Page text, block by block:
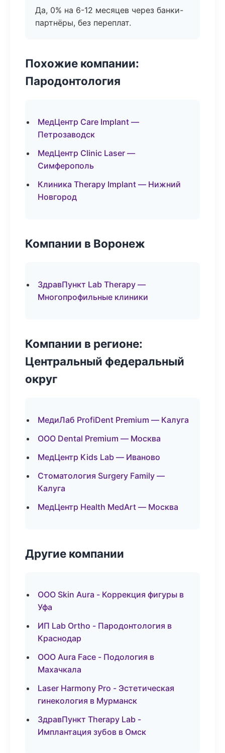
Да, 0% на 6-12 месяцев через банки-
партнёры, без переплат.
Похожие компании:
Пародонтология
МедЦентр Care Implant —
Петрозаводск
МедЦентр Clinic Laser —
Симферополь
Клиника Therapy Implant — Нижний
Новгород
Компании в Воронеж
ЗдравПункт Lab Therapy —
Многопрофильные клиники
Компании в регионе:
Центральный федеральный
округ
МедиЛаб ProfiDent Premium — Калуга
ООО Dental Premium — Москва
МедЦентр Kids Lab — Иваново
Стоматология Surgery Family —
Калуга
МедЦентр Health MedArt — Москва
Другие компании
ООО Skin Aura - Коррекция фигуры в
Уфа
ИП Lab Ortho - Пародонтология в
Краснодар
ООО Aura Face - Подология в
Махачкала
Laser Harmony Pro - Эстетическая
гинекология в Мурманск
ЗдравПункт Therapy Lab -
Имплантация зубов в Омск